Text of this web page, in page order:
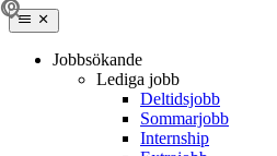
Jobbsökande
Lediga jobb
Deltidsjobb
Sommarjobb
Internship